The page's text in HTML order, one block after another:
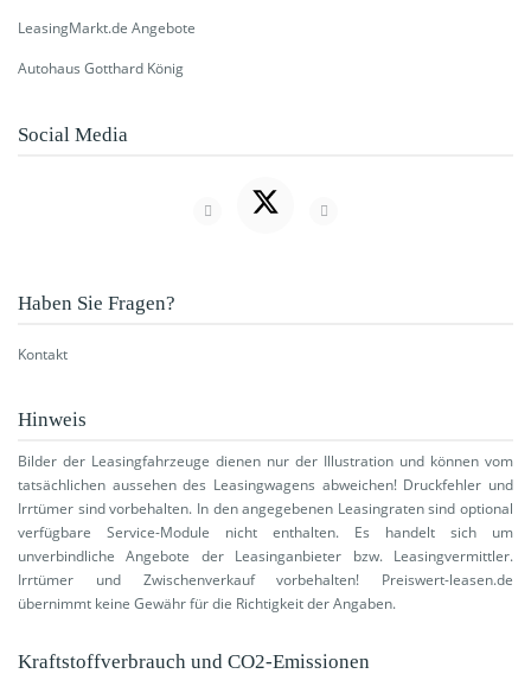
LeasingMarkt.de Angebote
Autohaus Gotthard König
Social Media
Haben Sie Fragen?
Kontakt
Hinweis
Bilder der Leasingfahrzeuge dienen nur der Illustration und können vom
tatsächlichen aussehen des Leasingwagens abweichen! Druckfehler und
Irrtümer sind vorbehalten. In den angegebenen Leasingraten sind optional
verfügbare Service-Module nicht enthalten. Es handelt sich um
unverbindliche Angebote der Leasinganbieter bzw. Leasingvermittler.
Irrtümer und Zwischenverkauf vorbehalten! Preiswert-leasen.de
übernimmt keine Gewähr für die Richtigkeit der Angaben.
Kraftstoffverbrauch und CO2-Emissionen